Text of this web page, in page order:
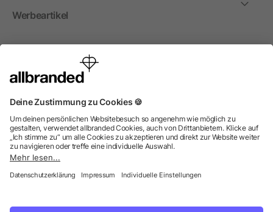
Werbeartikel
International
Wir verkaufen Werbeartikel, Werbemittel und
Vereine. Alle Preise zzgl. MwSt.